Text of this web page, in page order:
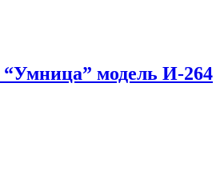
модель И-264